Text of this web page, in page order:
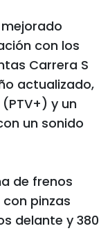
con los
Carrera S
actualizado,
y un
un sonido
de frenos
pinzas
delante y 380